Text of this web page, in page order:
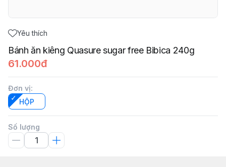
Yêu thích
Bánh ăn kiêng Quasure sugar free Bibica 240g
61.000đ
Đơn vị:
HỘP
Số lượng